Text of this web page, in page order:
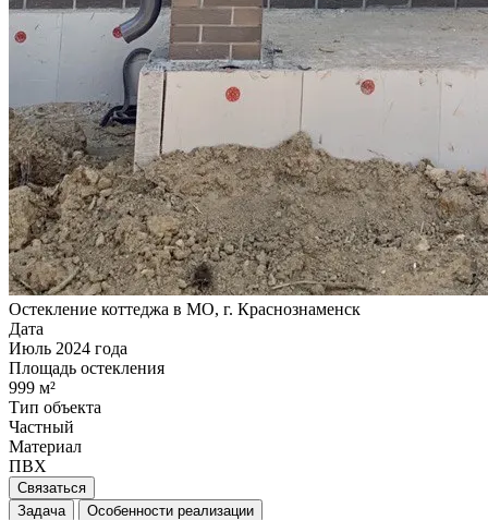
Остекление коттеджа в МО, г. Краснознаменск
Дата
Июль 2024 года
Площадь остекления
999 м²
Тип объекта
Частный
Материал
ПВХ
Связаться
Задача
Особенности реализации